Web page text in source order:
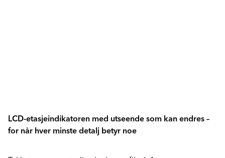
LCD-etasjeindikatoren med utseende som kan endres –
for når hver minste detalj betyr noe